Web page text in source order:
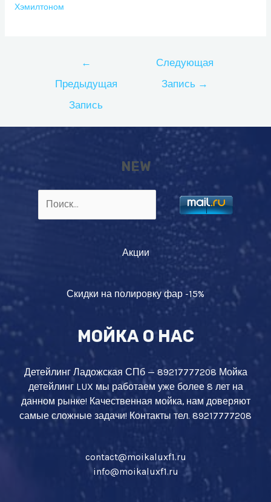
Хэмилтоном
записям
←
Предыдущая
Запись
Следующая
Запись →
NEW
Акции
Скидки на полировку фар -15%
МОЙКА О НАС
Детейлинг Ладожская СПб — 89217777208 Мойка
детейлинг LUX мы работаем уже более 8 лет на
данном рынке! Качественная мойка, нам доверяют
самые сложные задачи! Контакты тел. 89217777208
contact@moikaluxf1.ru
info@moikaluxf1.ru